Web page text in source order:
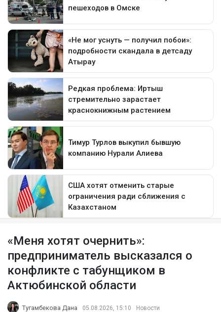
«Меня хотят очернить»:
предприниматель высказался о
конфликте с табунщиком в
Актюбинской области
Тугамбекова Дана 05.08.2026, 15:10 Новости